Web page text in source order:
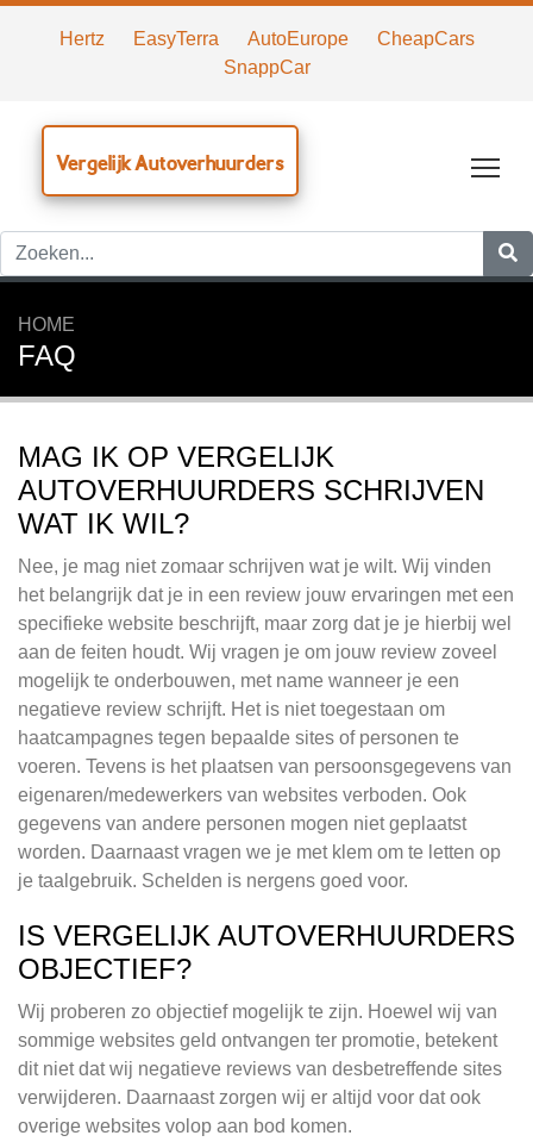
Hertz EasyTerra AutoEurope
CheapCars
SnappCar
Vergelijk Autoverhuurders
HOME
FAQ
MAG IK OP VERGELIJK
AUTOVERHUURDERS SCHRIJVEN
WAT IK WIL?
Nee, je mag niet zomaar schrijven wat je wilt. Wij vinden
het belangrijk dat je in een review jouw ervaringen met een
specifieke website beschrijft, maar zorg dat je je hierbij wel
aan de feiten houdt. Wij vragen je om jouw review zoveel
mogelijk te onderbouwen, met name wanneer je een
negatieve review schrijft. Het is niet toegestaan om
haatcampagnes tegen bepaalde sites of personen te
voeren. Tevens is het plaatsen van persoonsgegevens van
eigenaren/medewerkers van websites verboden. Ook
gegevens van andere personen mogen niet geplaatst
worden. Daarnaast vragen we je met klem om te letten op
je taalgebruik. Schelden is nergens goed voor.
IS VERGELIJK AUTOVERHUURDERS
OBJECTIEF?
Wij proberen zo objectief mogelijk te zijn. Hoewel wij van
sommige websites geld ontvangen ter promotie, betekent
dit niet dat wij negatieve reviews van desbetreffende sites
verwijderen. Daarnaast zorgen wij er altijd voor dat ook
overige websites volop aan bod komen.